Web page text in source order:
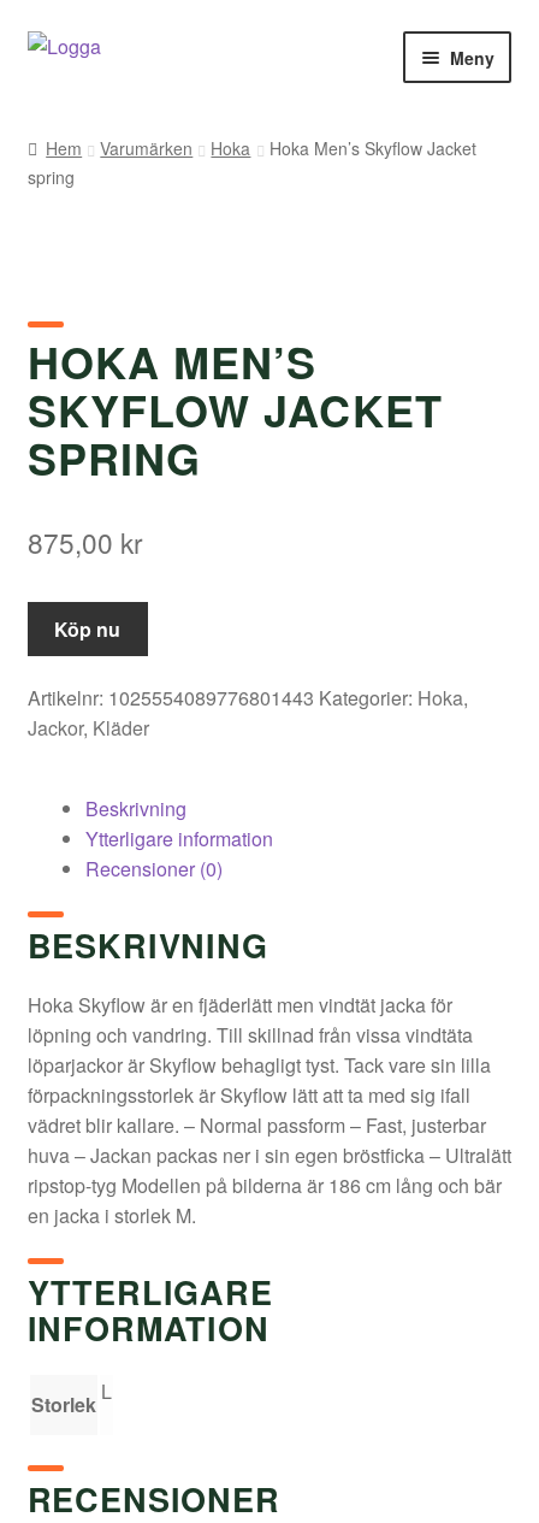
Hoppa
Hoppa
Meny
Kontakt
Varumärken
Väljare
Hem Varumärken Hoka
Hoka Men’s Skyflow Jacket
spring
HOKA MEN’S
SKYFLOW JACKET
SPRING
875,00 kr
Köp nu
Artikelnr: 1025554089776801443 Kategorier: Hoka,
Jackor, Kläder
Beskrivning
Ytterligare information
Recensioner (0)
BESKRIVNING
Hoka Skyflow är en fjäderlätt men vindtät jacka för
löpning och vandring. Till skillnad från vissa vindtäta
löparjackor är Skyflow behagligt tyst. Tack vare sin lilla
förpackningsstorlek är Skyflow lätt att ta med sig ifall
vädret blir kallare. – Normal passform – Fast, justerbar
huva – Jackan packas ner i sin egen bröstficka – Ultralätt
ripstop-tyg Modellen på bilderna är 186 cm lång och bär
en jacka i storlek M.
YTTERLIGARE
INFORMATION
Storlek L
RECENSIONER